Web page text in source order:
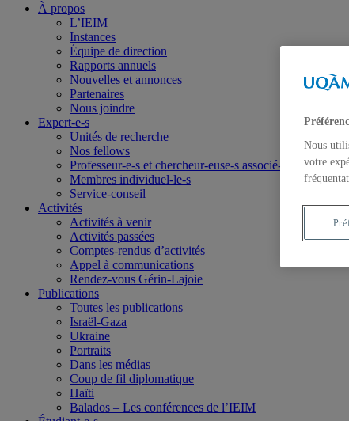
À propos
L’IEIM
Instances
Équipe de direction
Rapports annuels
Nouvelles et annonces
Partenaires
Nous joindre
Expert-e-s
Unités de recherche
Nos fellows
Professeur-e-s et chercheur-euse-s associé-e-s
Membres individuel-le-s
Service-conseil
Activités
Activités à venir
Activités passées
Comptes-rendus d’activités
Appel à communications
Rendez-vous Gérin-Lajoie
Publications
Toutes les publications
Israël-Gaza
Ukraine
Portraits
Dans les médias
Coup de fil diplomatique
Haïti
Balados – Les conférences de l’IEIM
Nous
votre